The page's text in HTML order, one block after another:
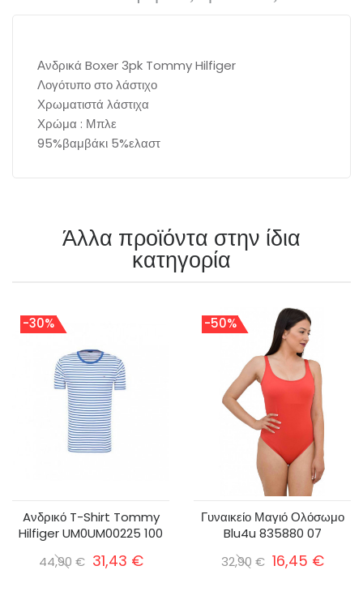
Ανδρικά Boxer 3pk Tommy Hilfiger
Λογότυπο στο λάστιχο
Χρωματιστά λάστιχα
Χρώμα : Μπλε
95%βαμβάκι 5%ελαστ
Άλλα προϊόντα στην ίδια
κατηγορία
-30%
Aνδρικό T-Shirt Tommy
Hilfiger UM0UM00225 100
44,90 € 31,43 €
-50%
Γυναικείο Μαγιό Ολόσωμο
Blu4u 835880 07
32,90 € 16,45 €